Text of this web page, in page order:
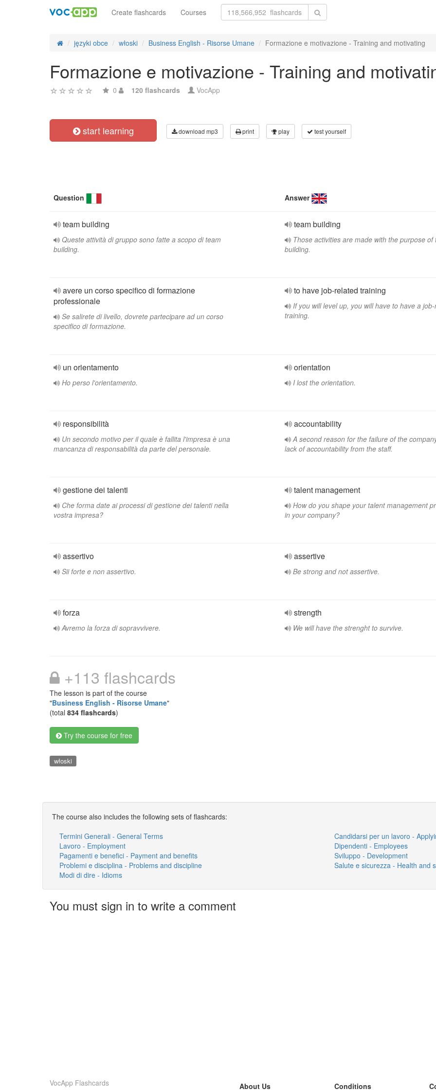
Create flashcards Courses
języki obce włoski Business English - Risorse Umane Formazione e motivazione - Training and motivating
Formazione e motivazione - Training and
0 120 flashcards VocApp
start learning download mp3 print play test yourself
Question Answer
team building
Queste attività di gruppo sono fatte a scopo di team
building.
team building
Those activities are made with the purpose of
building.
avere un corso specifico di formazione
professionale
Se salirete di livello, dovrete partecipare ad un corso
specifico di formazione.
to have job-related training
If you will level up, you will have to have a
training.
un orientamento
Ho perso l'orientamento.
orientation
I lost the orientation.
responsibilità
Un secondo motivo per il quale è fallita l'impresa è una
mancanza di responsabilità da parte del personale.
accountability
A second reason for the failure of the
lack of accountability from the staff.
gestione dei talenti
Che forma date ai processi di gestione dei talenti nella
vostra impresa?
talent management
How do you shape your talent management
in your company?
assertivo
Sii forte e non assertivo.
assertive
Be strong and not assertive.
forza
Avremo la forza di sopravvivere.
strength
We will have the strenght to survive.
+113 flashcards
The lesson is part of the course
"Business English - Risorse Umane"
(total 834 flashcards)
Try the course for free
włoski
The course also includes the following sets of flashcards:
Termini Generali - General Terms
Candidarsi per un lavoro -
Lavoro - Employment
Dipendenti - Employees
Pagamenti e benefici - Payment and benefits
Sviluppo - Development
Problemi e disciplina - Problems and discipline
Salute e sicurezza - Health and
Modi di dire - Idioms
You must sign in to write a comment
VocApp Flashcards
About Us Conditions